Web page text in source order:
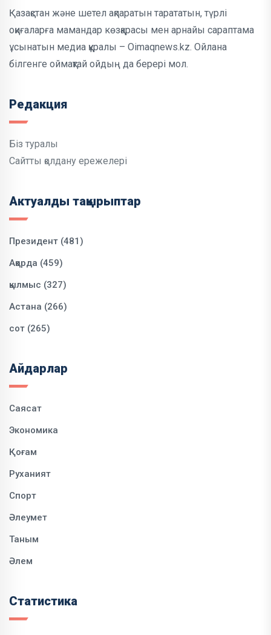
Қазақстан және шетел ақпаратын тарататын, түрлі
оқиғаларға мамандар көзқарасы мен арнайы сараптама
ұсынатын медиа құралы – Oimaqnews.kz. Ойлана
білгенге оймақтай ойдың да берері мол.
Редакция
Біз туралы
Сайтты қолдану ережелері
Актуалды тақырыптар
Президент (481)
Ақорда (459)
қылмыс (327)
Астана (266)
сот (265)
Айдарлар
Саясат
Экономика
Қоғам
Руханият
Спорт
Әлеумет
Таным
Әлем
Статистика